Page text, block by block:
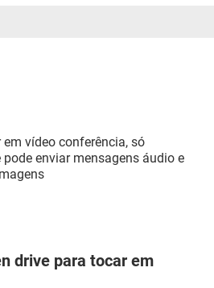
vídeo conferência, só
enviar mensagens áudio e
drive para tocar em